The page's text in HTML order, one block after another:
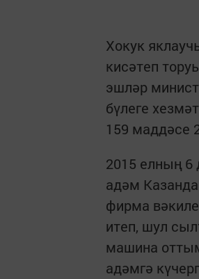
Хокук
кисәтеп
эшләр
бүлеге
159 маддәсе
2015 елның 6
адәм
фирма
итеп, шул
машина
адәмгә